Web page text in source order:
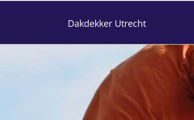
Dakdekker Utrecht